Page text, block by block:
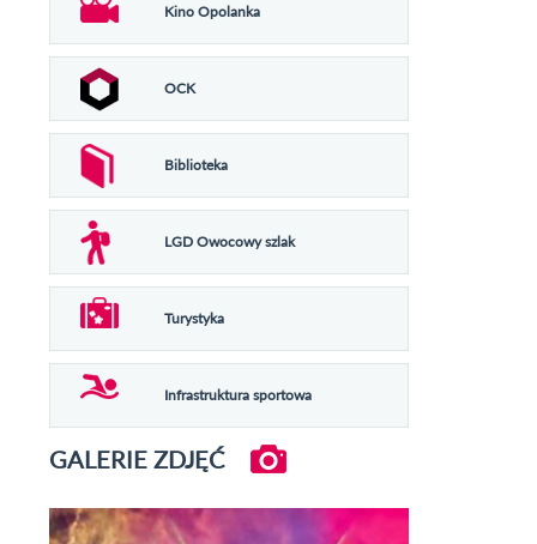
Kino Opolanka
OCK
Biblioteka
LGD Owocowy szlak
Turystyka
Infrastruktura sportowa
GALERIE ZDJĘĆ